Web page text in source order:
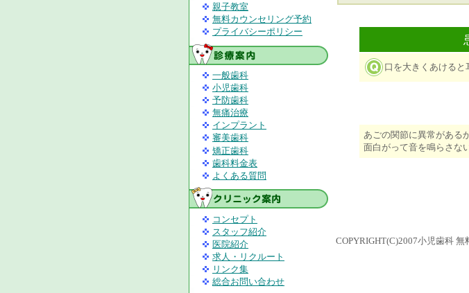
親子教室
無料カウンセリング予約
プライバシーポリシー
一般歯科
小児歯科
予防歯科
無痛治療
インプラント
審美歯科
矯正歯科
歯科料金表
よくある質問
コンセプト
スタッフ紹介
医院紹介
求人・リクルート
リンク集
総合お問い合わせ
口を大きくあけると
あごの関節に異常がある
面白がって音を鳴らさな
COPYRIGHT(C)2007小児歯科